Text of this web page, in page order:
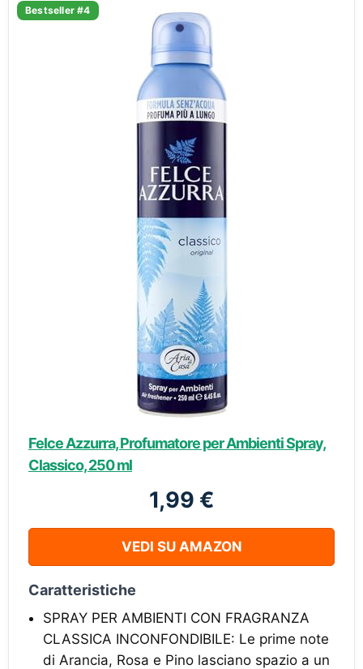
Bestseller #4
Felce Azzurra, Profumatore per Ambienti Spray,
Classico, 250 ml
1,99 €
VEDI SU AMAZON
Caratteristiche
SPRAY PER AMBIENTI CON FRAGRANZA
CLASSICA INCONFONDIBILE: Le prime note
di Arancia, Rosa e Pino lasciano spazio a un